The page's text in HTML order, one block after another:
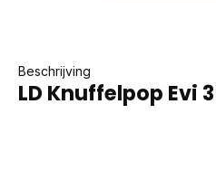
Beschrijving
LD Knuffelpop Evi